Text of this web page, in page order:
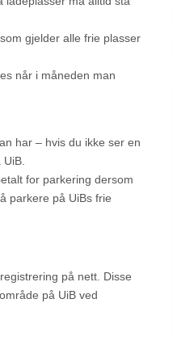
gjelder alle frie plasser
når i måneden man
har – hvis du ikke ser en
for parkering dersom
parkere på UiBs frie
på nett. Disse
på UiB ved